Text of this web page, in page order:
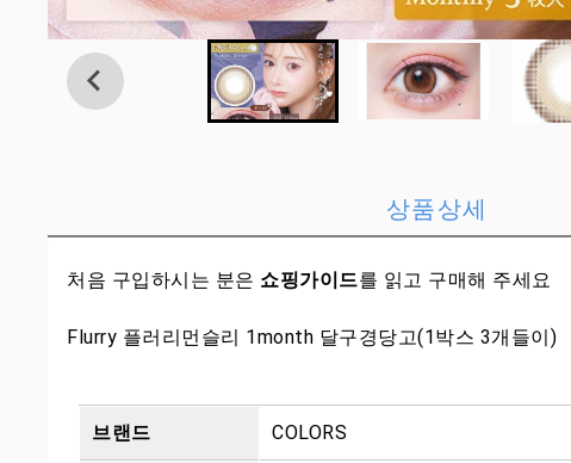
상품상세
처음 구입하시는 분은 쇼핑가이드를 읽고 구매해 주세요
Flurry 플러리먼슬리 1month 달구경당고(1박스 3개들이)
브랜드 COLORS